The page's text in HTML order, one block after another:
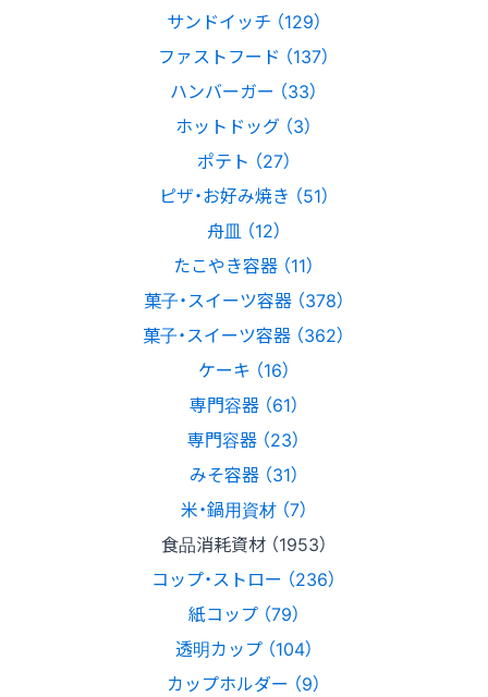
サンドイッチ （129）
ファストフード （137）
ハンバーガー （33）
ホットドッグ （3）
ポテト （27）
ピザ・お好み焼き （51）
舟皿 （12）
たこやき容器 （11）
菓子・スイーツ容器 （378）
菓子・スイーツ容器 （362）
ケーキ （16）
専門容器 （61）
専門容器 （23）
みそ容器 （31）
米・鍋用資材 （7）
食品消耗資材 （1953）
コップ・ストロー （236）
紙コップ （79）
透明カップ （104）
カップホルダー （9）